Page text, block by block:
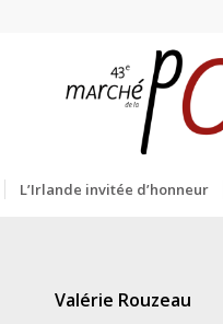
L’Irlande invitée d’honneur
Valérie Rouzeau